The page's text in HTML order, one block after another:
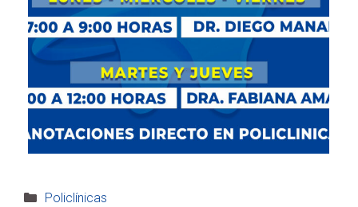
Categorías
Policlínicas